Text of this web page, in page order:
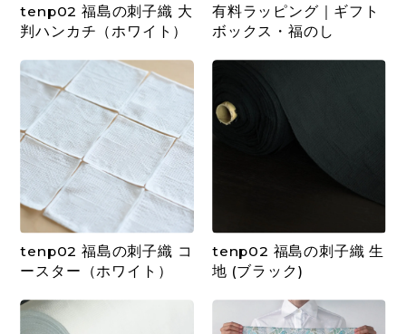
tenp02 福島の刺子織 大
判ハンカチ（ホワイト）
有料ラッピング｜ギフト
ボックス・福のし
tenp02 福島の刺子織 コ
ースター（ホワイト）
tenp02 福島の刺子織 生
地 (ブラック)